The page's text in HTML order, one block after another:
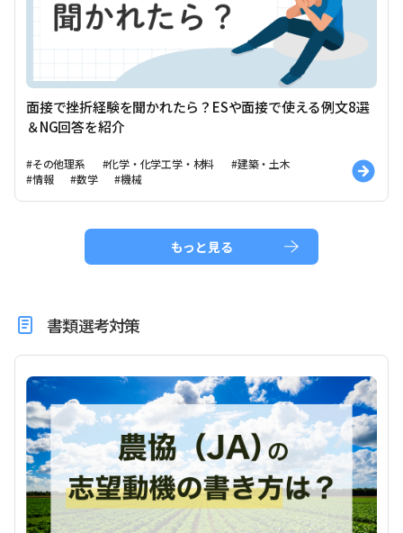
面接で挫折経験を聞かれたら？ESや面接で使える例文8選
＆NG回答を紹介
#その他理系 #化学・化学工学・材料
#建築・土木
#情報
#数学 #機械
もっと見る
書類選考対策